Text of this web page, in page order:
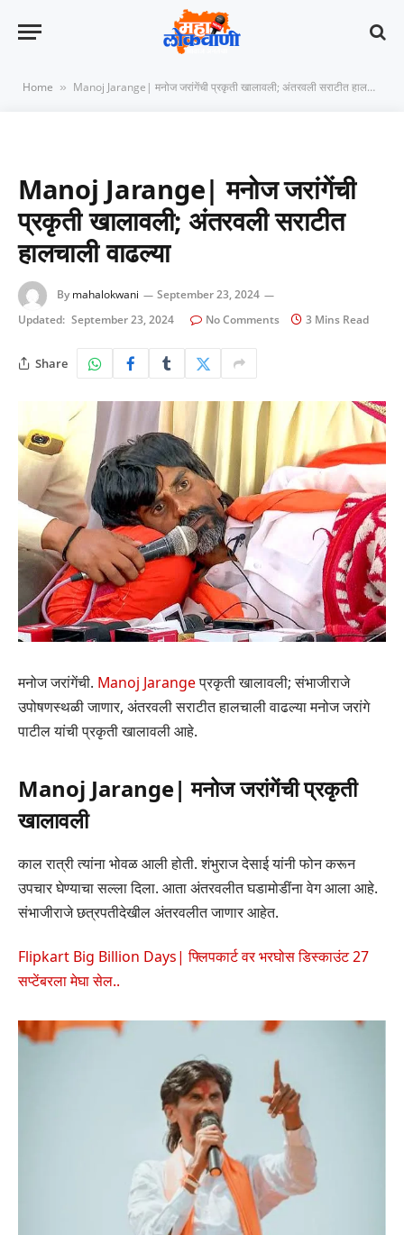
Home » Manoj Jarange| मनोज जरांगेंची प्रकृती खालावली; अंतरवली सराटीत हालचाली वाढल्या
Manoj Jarange| मनोज जरांगेंची
प्रकृती खालावली; अंतरवली सराटीत
हालचाली वाढल्या
By mahalokwani
September 23, 2024
Updated: September 23, 2024 No Comments 3 Mins Read
Share
मनोज जरांगेंची. Manoj Jarangeप्रकृती खालावली; संभाजीराजे
उपोषणस्थळी जाणार, अंतरवली सराटीत हालचाली वाढल्या मनोज जरांगे
पाटील यांची प्रकृती खालावली आहे.
Manoj Jarange| मनोज जरांगेंची प्रकृती
खालावली
काल रात्री त्यांना भोवळ आली होती. शंभुराज देसाई यांनी फोन करून
उपचार घेण्याचा सल्ला दिला. आता अंतरवलीत घडामोडींना वेग आला आहे.
संभाजीराजे छत्रपतीदेखील अंतरवलीत जाणार आहेत.
Flipkart Big Billion Days| फ्लिपकार्ट वर भरघोस डिस्काउंट 27
सप्टेंबरला मेघा सेल..